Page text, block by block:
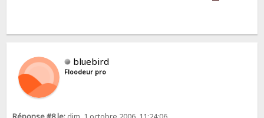
bluebird
Floodeur pro